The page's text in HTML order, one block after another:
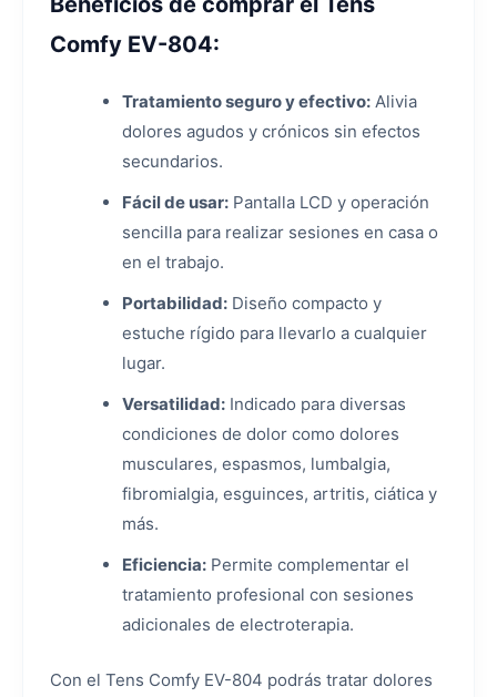
Comfy EV-804:
Tratamiento seguro y efectivo: Alivia
dolores agudos y crónicos sin efectos
secundarios.
Fácil de usar: Pantalla LCD y operación
sencilla para realizar sesiones en casa o
en el trabajo.
Portabilidad: Diseño compacto y
estuche rígido para llevarlo a cualquier
lugar.
Versatilidad: Indicado para diversas
condiciones de dolor como dolores
musculares, espasmos, lumbalgia,
fibromialgia, esguinces, artritis, ciática y
más.
Eficiencia: Permite complementar el
tratamiento profesional con sesiones
adicionales de electroterapia.
Con el Tens Comfy EV-804 podrás tratar dolores